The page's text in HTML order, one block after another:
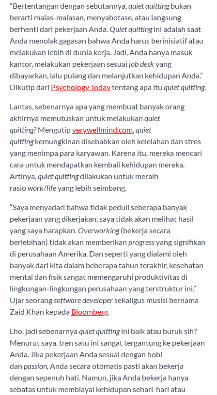
“Bertentangan dengan sebutannya,quiet quittingbukan
berarti malas-malasan, menyabotase, atau langsung
berhenti dari pekerjaan Anda.Quiet quittingini adalah saat
Anda menolak gagasan bahwa Anda harus berinisiatif atau
melakukan lebih di dunia kerja. Jadi, Anda hanya masuk
kantor, melakukan pekerjaan sesuai job deskyang
dibayarkan, lalu pulang dan melanjutkan kehidupan Anda.”
Dikutip dari Psychology Todaytentang apa itu quiet quitting.
Lantas, sebenarnya apa yang membuat banyak orang
akhirnya memutuskan untuk melakukan quiet
quitting?Mengutipverywellmind.com,quiet
quittingkemungkinan disebabkan oleh kelelahan dan stres
yang menimpa para karyawan. Karena itu, mereka mencari
cara untuk mendapatkan kembali kehidupan mereka.
Artinya,quiet quittingdilakukan untuk meraih
rasiowork/lifeyang lebih seimbang.
“Saya menyadari bahwa tidak peduli seberapa banyak
pekerjaan yang dikerjakan, saya tidak akan melihat hasil
yang saya harapkan.Overworking(bekerja secara
berlebihan) tidak akan memberikan progressyang signifikan
di perusahaan Amerika. Dan seperti yang dialami oleh
banyak dari kita dalam beberapa tahun terakhir, kesehatan
mental dan fisik sangat memengaruhi produktivitas di
lingkungan-lingkungan perusahaan yang terstruktur ini.”
Ujar seorangsoftware developersekaligus musisi bernama
Zaid Khan kepada Bloomberg.
Lho, jadi sebenarnyaquiet quittingini baik atau buruk sih?
Menurut saya, tren satu ini sangat tergantung ke pekerjaan
Anda. Jika pekerjaan Anda sesuai dengan hobi
dan passion, Anda secara otomatis pasti akan bekerja
dengan sepenuh hati. Namun, jika Anda bekerja hanya
sebatas untuk membiayai kehidupan sehari-hari atau